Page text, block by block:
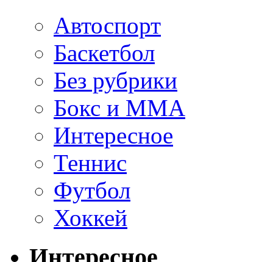
Автоспорт
Баскетбол
Без рубрики
Бокс и ММА
Интересное
Теннис
Футбол
Хоккей